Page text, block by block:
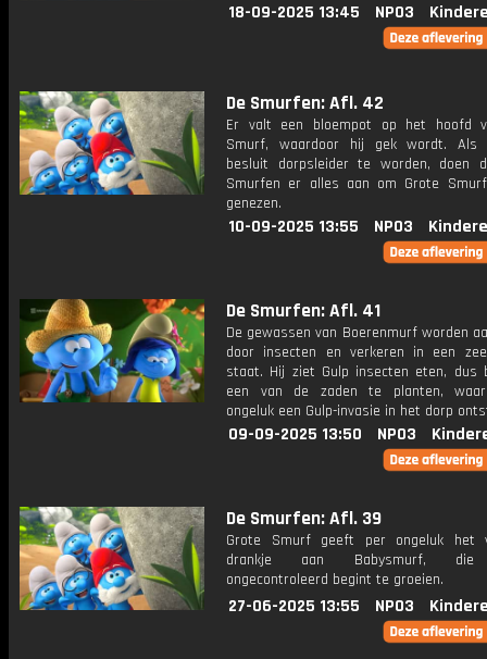
18-09-2025 13:45 NPO3
De Smurfen: Afl. 42
Er valt een bloempot op het hoofd
Smurf, waardoor hij gek wordt. Als
besluit dorpsleider te worden, doen
Smurfen er alles aan om Grote
genezen.
10-09-2025 13:55 NPO3
De Smurfen: Afl. 41
De gewassen van Boerenmurf worden
door insecten en verkeren in een
staat. Hij ziet Gulp insecten eten, dus
een van de zaden te planten,
ongeluk een Gulp-invasie in het dorp
09-09-2025 13:50 NPO3
De Smurfen: Afl. 39
Grote Smurf geeft per ongeluk het
drankje aan Babysmurf, die
ongecontroleerd begint te groeien.
27-06-2025 13:55 NPO3